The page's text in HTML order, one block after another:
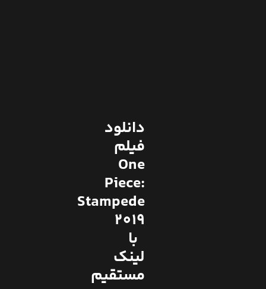
دانلود
فیلم
One
Piece:
Stampede
2019
با
لینک
مستقیم